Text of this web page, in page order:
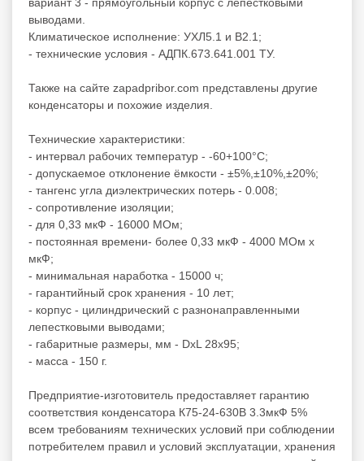
выводами.
Климатическое исполнение: УХЛ5.1 и В2.1;
- технические условия - АДПК.673.641.001 ТУ.
Также на сайте zapadpribor.com представлены другие
конденсаторы и похожие изделия.
Технические характеристики:
- интервал рабочих температур - -60+100°C;
- допускаемое отклонение ёмкости - ±5%,±10%,±20%;
- тангенс угла диэлектрических потерь - 0.008;
- сопротивление изоляции;
- для 0,33 мкФ - 16000 МОм;
- постоянная времени- более 0,33 мкФ - 4000 МОм x
мкФ;
- минимальная наработка - 15000 ч;
- гарантийный срок хранения - 10 лет;
- корпус - цилиндрический с разнонаправленными
лепестковыми выводами;
- габаритные размеры, мм - DxL 28х95;
- масса - 150 г.
Предприятие-изготовитель предоставляет гарантию
соответствия конденсатора К75-24-630В 3.3мкФ 5%
всем требованиям технических условий при соблюдении
потребителем правил и условий эксплуатации, хранения